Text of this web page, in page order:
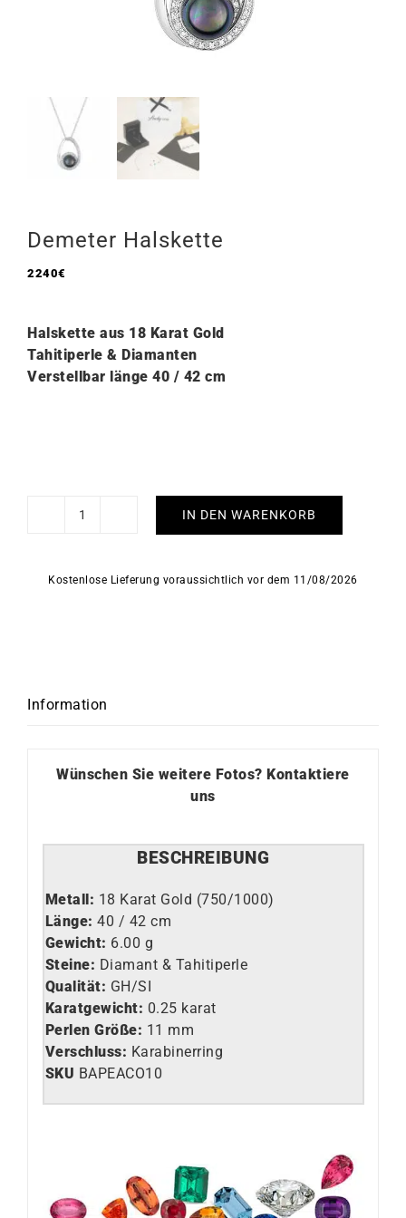
Demeter Halskette
2240€
Halskette aus 18 Karat Gold
Tahitiperle & Diamanten
Verstellbar länge 40 / 42 cm
Demeter
IN DEN WARENKORB
Kostenlose Lieferung voraussichtlich vor dem 11/08/2026
Information
Wünschen Sie weitere Fotos?Kontaktiere
uns
BESCHREIBUNG
Metall: 18 Karat Gold (750/1000)
Länge: 40 / 42 cm
Gewicht: 6.00 g
Steine: Diamant & Tahitiperle
Qualität: GH/SI
Karatgewicht: 0.25 karat
Perlen Größe: 11 mm
Verschluss: Karabinerring
SKU BAPEACO10